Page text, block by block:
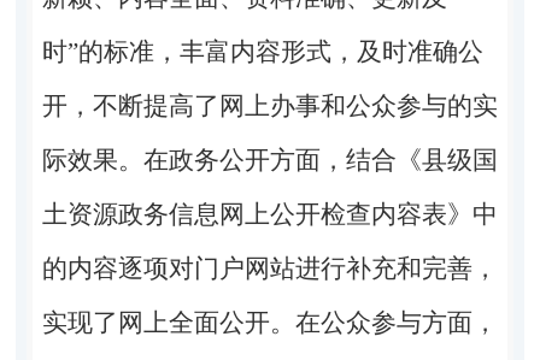
时”的标准，丰富内容形式，及时准确公
开，不断提高了网上办事和公众参与的实
际效果。在政务公开方面，结合《县级国
土资源政务信息网上公开检查内容表》中
的内容逐项对门户网站进行补充和完善，
实现了网上全面公开。在公众参与方面，